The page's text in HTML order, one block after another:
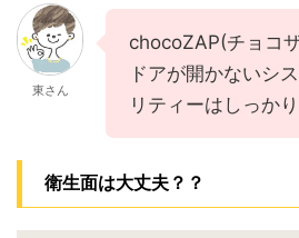
東さん
chocoZAP(チョコ
ドアが開かないシ
リティーはしっか
衛生面は大丈夫？？